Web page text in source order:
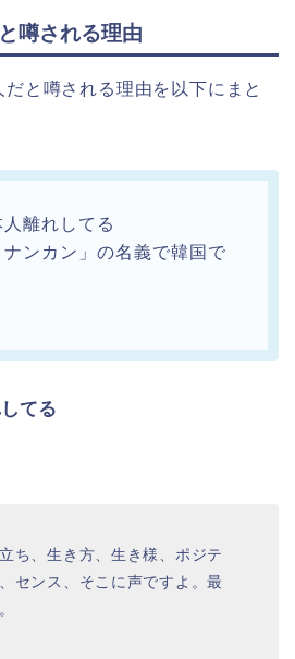
噂される理由
と噂される理由を以下にまと
離れしてる
ンカン」の名義で韓国で
てる
ち、生き方、生き様、ポジテ
センス、そこに声ですよ。最